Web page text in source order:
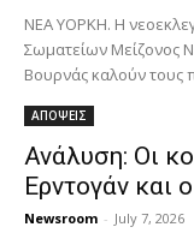
ΝΕΑ ΥΟΡΚΗ. Η
Σωματείων Μείζονος
Βουρνάς καλούν τους
ΑΠΟΨΕΙΣ
Ανάλυση: Οι
Ερντογάν και
Newsroom - July 7, 2026